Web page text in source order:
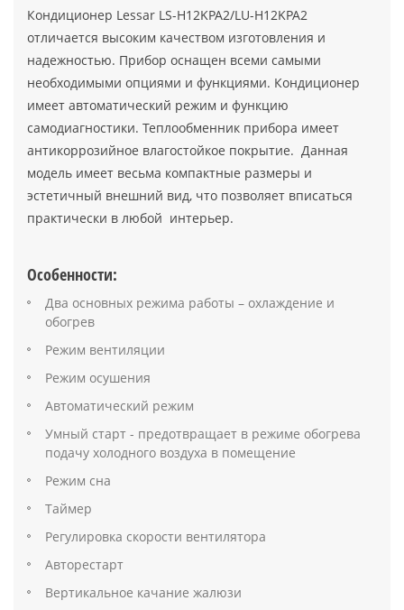
Кондиционер Lessar LS-H12KPA2/LU-H12KPA2
отличается высоким качеством изготовления и
надежностью. Прибор оснащен всеми самыми
необходимыми опциями и функциями. Кондиционер
имеет автоматический режим и функцию
самодиагностики. Теплообменник прибора имеет
антикоррозийное влагостойкое покрытие. Данная
модель имеет весьма компактные размеры и
эстетичный внешний вид, что позволяет вписаться
практически в любой интерьер.
Особенности:
Два основных режима работы – охлаждение и
обогрев
Режим вентиляции
Режим осушения
Автоматический режим
Умный старт - предотвращает в режиме обогрева
подачу холодного воздуха в помещение
Режим сна
Таймер
Регулировка скорости вентилятора
Авторестарт
Вертикальное качание жалюзи